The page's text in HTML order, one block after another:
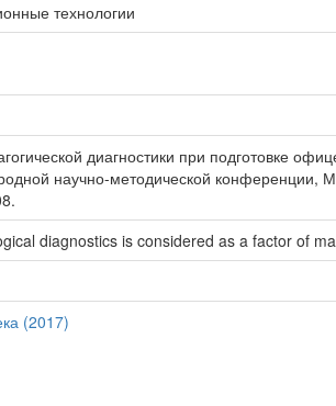
технологии
диагностики при подготовке
научно-методической конференции,
diagnostics is considered as a factor of
(2017)